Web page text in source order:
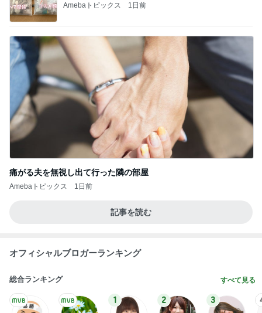
Amebaトピックス 1日前
痛がる夫を無視し出て行った隣の部屋
Amebaトピックス 1日前
記事を読む
オフィシャルブロガーランキング
総合ランキング すべて見る
1 2 3